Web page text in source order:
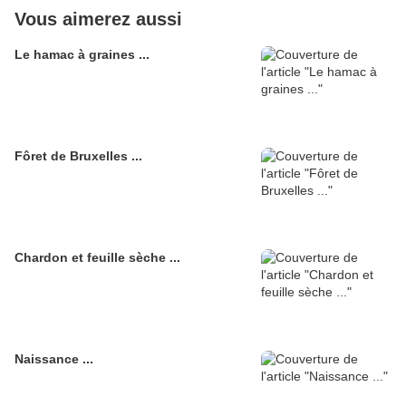
Vous aimerez aussi
Le hamac à graines ...
Fôret de Bruxelles ...
Chardon et feuille sèche ...
Naissance ...